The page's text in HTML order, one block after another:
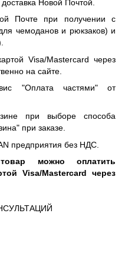
Новой Почтой.
Почте при получении с
чемоданов и рюкзаков) и
Visa/Mastercard через
на сайте.
"Оплата частями" от
при выборе способа
при заказе.
предприятия без НДС.
можно оплатить
Visa/Mastercard через